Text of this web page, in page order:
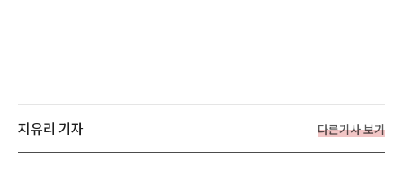
지유리 기자 다른기사 보기